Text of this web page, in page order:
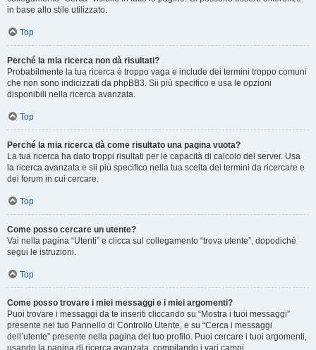
in base allo stile utilizzato.
Top
Perché la mia ricerca non dà risultati?
Probabilmente la tua ricerca è troppo vaga e include dei termini troppo comuni
che non sono indicizzati da phpBB3. Sii più specifico e usa le opzioni
disponibili nella ricerca avanzata.
Top
Perché la mia ricerca dà come risultato una pagina vuota?
La tua ricerca ha dato troppi risultati per le capacità di calcolo del server. Usa
la ricerca avanzata e sii più specifico nella tua scelta dei termini da ricercare e
dei forum in cui cercare.
Top
Come posso cercare un utente?
Vai nella pagina “Utenti” e clicca sul collegamento “trova utente”, dopodiché
segui le istruzioni.
Top
Come posso trovare i miei messaggi e i miei argomenti?
Puoi trovare i messaggi da te inseriti cliccando su “Mostra i tuoi messaggi”
presente nel tuo Pannello di Controllo Utente, e su “Cerca i messaggi
dell’utente” presente nella pagina del tuo profilo. Puoi cercare i tuoi argomenti,
usando la pagina di ricerca avanzata, compilando i vari campi